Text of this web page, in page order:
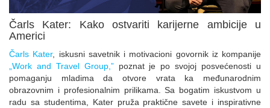
Čarls Kater: Kako ostvariti karijerne ambicije u
Americi
Čarls Kater, iskusni savetnik i motivacioni govornik iz kompanije
„Work and Travel Group,”poznat je po svojoj posvećenosti u
pomaganju mladima da otvore vrata ka međunarodnim
obrazovnim i profesionalnim prilikama. Sa bogatim iskustvom u
radu sa studentima, Kater pruža praktične savete i inspirativne